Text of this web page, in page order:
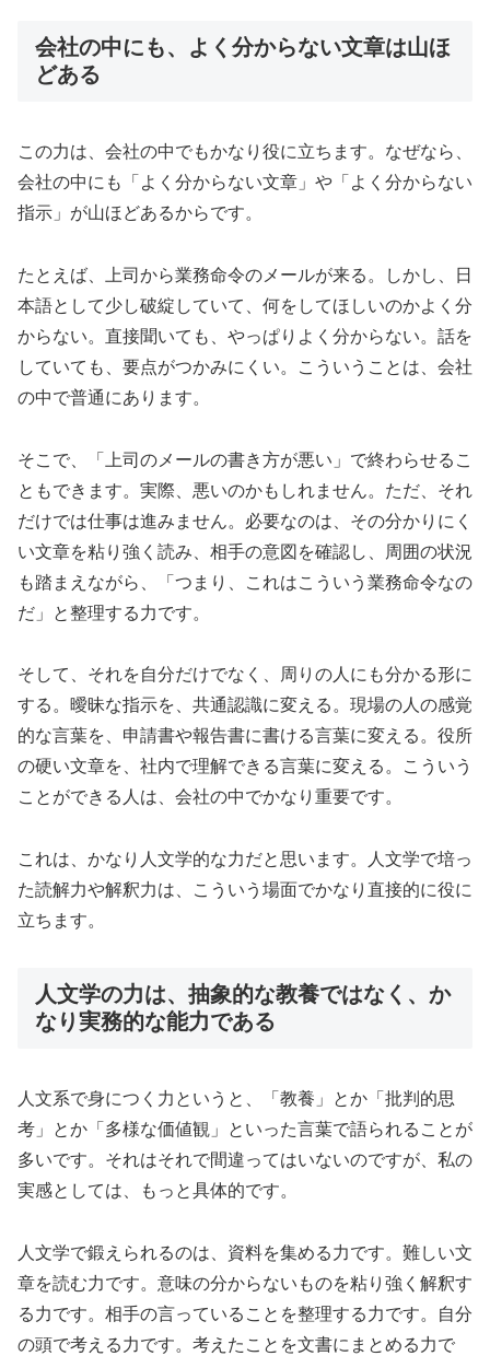
会社の中にも、よく分からない文章は山ほ
どある
この力は、会社の中でもかなり役に立ちます。なぜなら、
会社の中にも「よく分からない文章」や「よく分からない
指示」が山ほどあるからです。
たとえば、上司から業務命令のメールが来る。しかし、日
本語として少し破綻していて、何をしてほしいのかよく分
からない。直接聞いても、やっぱりよく分からない。話を
していても、要点がつかみにくい。こういうことは、会社
の中で普通にあります。
そこで、「上司のメールの書き方が悪い」で終わらせるこ
ともできます。実際、悪いのかもしれません。ただ、それ
だけでは仕事は進みません。必要なのは、その分かりにく
い文章を粘り強く読み、相手の意図を確認し、周囲の状況
も踏まえながら、「つまり、これはこういう業務命令なの
だ」と整理する力です。
そして、それを自分だけでなく、周りの人にも分かる形に
する。曖昧な指示を、共通認識に変える。現場の人の感覚
的な言葉を、申請書や報告書に書ける言葉に変える。役所
の硬い文章を、社内で理解できる言葉に変える。こういう
ことができる人は、会社の中でかなり重要です。
これは、かなり人文学的な力だと思います。人文学で培っ
た読解力や解釈力は、こういう場面でかなり直接的に役に
立ちます。
人文学の力は、抽象的な教養ではなく、か
なり実務的な能力である
人文系で身につく力というと、「教養」とか「批判的思
考」とか「多様な価値観」といった言葉で語られることが
多いです。それはそれで間違ってはいないのですが、私の
実感としては、もっと具体的です。
人文学で鍛えられるのは、資料を集める力です。難しい文
章を読む力です。意味の分からないものを粘り強く解釈す
る力です。相手の言っていることを整理する力です。自分
の頭で考える力です。考えたことを文書にまとめる力で